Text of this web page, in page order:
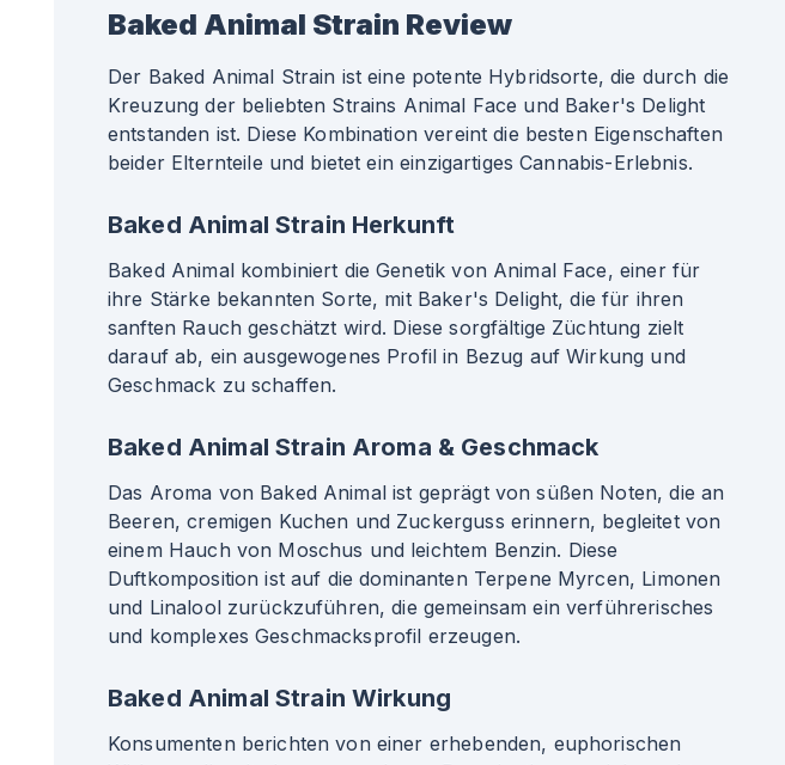
Baked Animal Strain Review
Der Baked Animal Strain ist eine potente Hybridsorte, die durch die
Kreuzung der beliebten Strains Animal Face und Baker's Delight
entstanden ist. Diese Kombination vereint die besten Eigenschaften
beider Elternteile und bietet ein einzigartiges Cannabis-Erlebnis.
Baked Animal Strain Herkunft
Baked Animal kombiniert die Genetik von Animal Face, einer für
ihre Stärke bekannten Sorte, mit Baker's Delight, die für ihren
sanften Rauch geschätzt wird. Diese sorgfältige Züchtung zielt
darauf ab, ein ausgewogenes Profil in Bezug auf Wirkung und
Geschmack zu schaffen.
Baked Animal Strain Aroma & Geschmack
Das Aroma von Baked Animal ist geprägt von süßen Noten, die an
Beeren, cremigen Kuchen und Zuckerguss erinnern, begleitet von
einem Hauch von Moschus und leichtem Benzin. Diese
Duftkomposition ist auf die dominanten Terpene Myrcen, Limonen
und Linalool zurückzuführen, die gemeinsam ein verführerisches
und komplexes Geschmacksprofil erzeugen.
Baked Animal Strain Wirkung
Konsumenten berichten von einer erhebenden, euphorischen